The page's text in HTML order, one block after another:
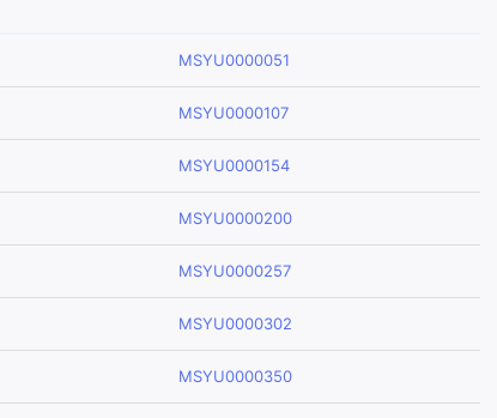
MSYU0000051
MSYU0000107
MSYU0000154
MSYU0000200
MSYU0000257
MSYU0000302
MSYU0000350